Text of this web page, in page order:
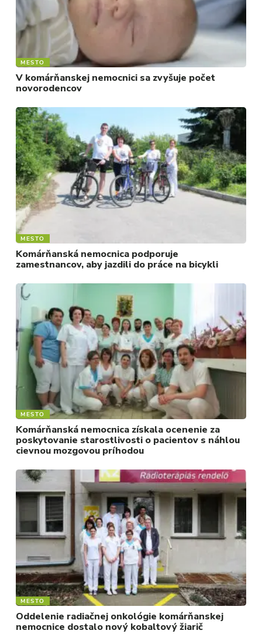
MESTO
V komárňanskej nemocnici sa zvyšuje počet
novorodencov
MESTO
Komárňanská nemocnica podporuje
zamestnancov, aby jazdili do práce na bicykli
MESTO
Komárňanská nemocnica získala ocenenie za
poskytovanie starostlivosti o pacientov s náhlou
cievnou mozgovou príhodou
MESTO
Oddelenie radiačnej onkológie komárňanskej
nemocnice dostalo nový kobaltový žiarič